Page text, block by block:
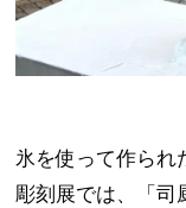
氷を使って作られ
彫刻展では、「司